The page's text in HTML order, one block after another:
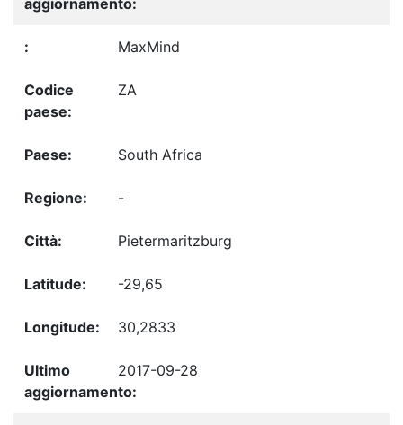
MaxMind
ZA
South Africa
-
Pietermaritzburg
-29,65
30,2833
2017-09-28